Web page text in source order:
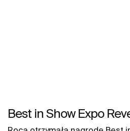
Best in Show Expo